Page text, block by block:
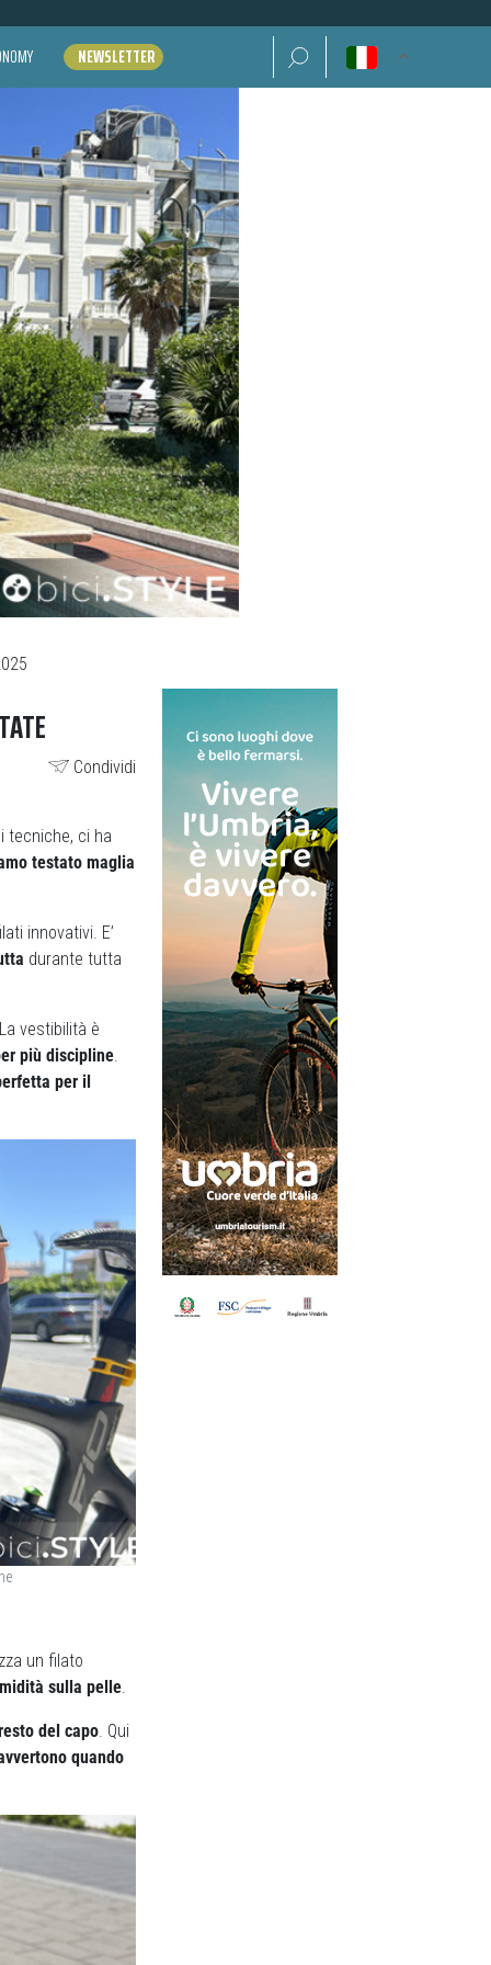
NEWSLETTER Ricerca per:
Condividi
tecniche, ci ha
testato maglia
innovativi. E’
durante tutta
vestibilità è
più discipline.
per il
un filato
sulla pelle
del capo . Qui
quando